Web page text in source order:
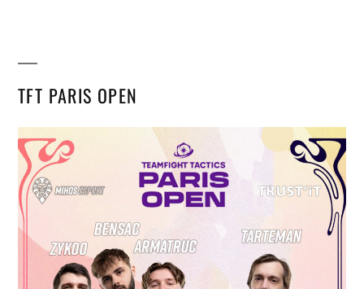
TFT PARIS OPEN